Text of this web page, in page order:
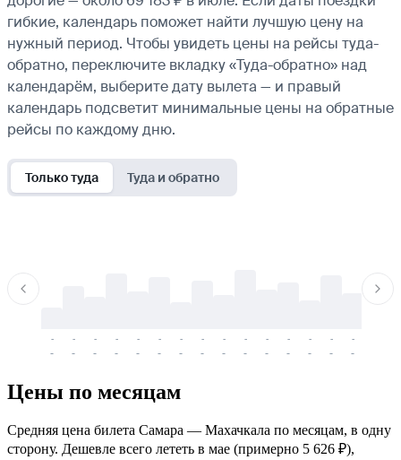
гибкие, календарь поможет найти лучшую цену на
нужный период. Чтобы увидеть цены на рейсы туда-
обратно, переключите вкладку «Туда-обратно» над
календарём, выберите дату вылета — и правый
календарь подсветит минимальные цены на обратные
рейсы по каждому дню.
Только туда Туда и обратно
-
-
-
-
-
-
-
-
-
-
-
-
-
-
-
-
-
-
-
-
-
-
-
-
-
-
-
-
-
-
Цены по месяцам
Средняя цена билета Самара — Махачкала по месяцам, в одну
сторону. Дешевле всего лететь в мае (примерно 5 626 ₽),